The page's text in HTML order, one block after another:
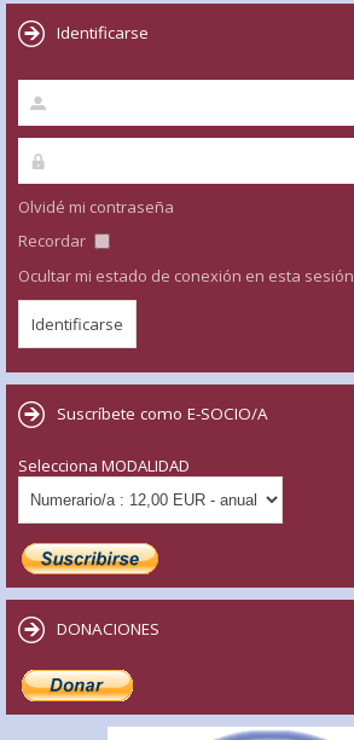
Identificarse
Olvidé mi contraseña
Recordar
Ocultar mi estado de conexión en esta sesión
Suscríbete como E-SOCIO/A
Selecciona MODALIDAD
DONACIONES